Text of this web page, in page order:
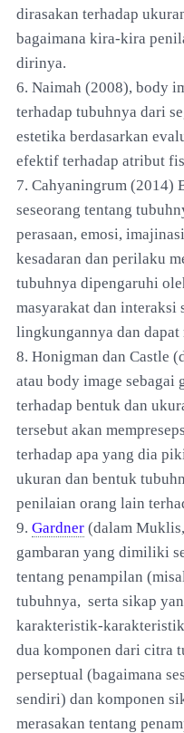
dirasakan terhadap
bagaimana kira-kira
dirinya.
6. Naimah (2008), body
terhadap tubuhnya dari
estetika berdasarkan
efektif terhadap atribut
7. Cahyaningrum (2014)
seseorang tentang
perasaan, emosi,
kesadaran dan perilaku
tubuhnya dipengaruhi
masyarakat dan interaksi
lingkungannya dan dapat
8. Honigman dan Castle
atau body image sebagai
terhadap bentuk dan
tersebut akan
terhadap apa yang dia
ukuran dan bentuk
penilaian orang lain
9. Gardner (dalam
gambaran yang dimiliki
tentang penampilan
tubuhnya, serta sikap
karakteristik-
dua komponen dari citra
perseptual (bagaimana
sendiri) dan komponen
merasakan tentang